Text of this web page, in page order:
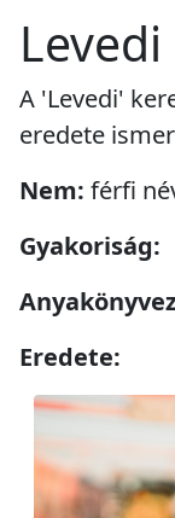
Levedi
A 'Levedi'
eredete
Nem: férfi
Gyakoriság:
Eredete: